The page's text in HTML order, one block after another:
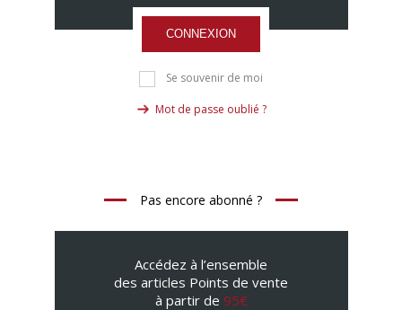
CONNEXION
Se souvenir de moi
Mot de passe oublié ?
Pas encore abonné ?
Accédez à l’ensemble
des articles Points de vente
à partir de 95€